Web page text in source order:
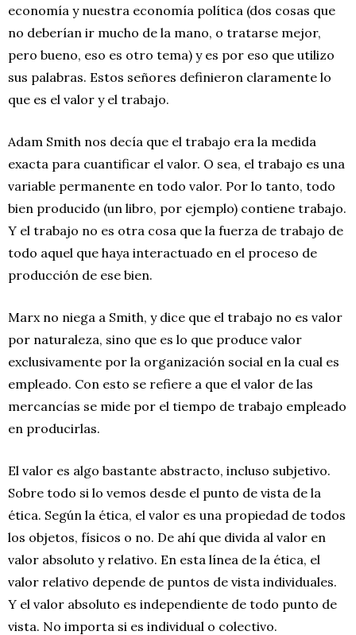
economía y nuestra economía política (dos cosas que
no deberían ir mucho de la mano, o tratarse mejor,
pero bueno, eso es otro tema) y es por eso que utilizo
sus palabras. Estos señores definieron claramente lo
que es el valor y el trabajo.
Adam Smith nos decía que el trabajo era la medida
exacta para cuantificar el valor. O sea, el trabajo es una
variable permanente en todo valor. Por lo tanto, todo
bien producido (un libro, por ejemplo) contiene trabajo.
Y el trabajo no es otra cosa que la fuerza de trabajo de
todo aquel que haya interactuado en el proceso de
producción de ese bien.
Marx no niega a Smith, y dice que el trabajo no es valor
por naturaleza, sino que es lo que produce valor
exclusivamente por la organización social en la cual es
empleado. Con esto se refiere a que el valor de las
mercancías se mide por el tiempo de trabajo empleado
en producirlas.
El valor es algo bastante abstracto, incluso subjetivo.
Sobre todo si lo vemos desde el punto de vista de la
ética. Según la ética, el valor es una propiedad de todos
los objetos, físicos o no. De ahí que divida al valor en
valor absoluto y relativo. En esta línea de la ética, el
valor relativo depende de puntos de vista individuales.
Y el valor absoluto es independiente de todo punto de
vista. No importa si es individual o colectivo.